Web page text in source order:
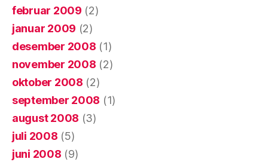
februar 2009 (2)
januar 2009 (2)
desember 2008 (1)
november 2008 (2)
oktober 2008 (2)
september 2008 (1)
august 2008 (3)
juli 2008 (5)
juni 2008 (9)